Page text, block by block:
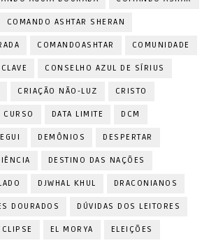
COMANDO ASHTAR SHERAN
COMANDOASHTAR COMUNIDADE
CONSELHO AZUL DE SÍRIUS
CRIAÇÃO NÃO-LUZ CRISTO
CURSO DATA LIMITE DCM
DEMÔNIOS DESPERTAR
DESTINO DAS NAÇÕES
DJWHAL KHUL DRACONIANOS
DOURADOS DÚVIDAS DOS LEITORES
EL MORYA ELEIÇÕES